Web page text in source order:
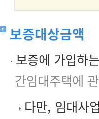
보증대상금액
보증에 가입하
간임대주택에
다만, 임대사